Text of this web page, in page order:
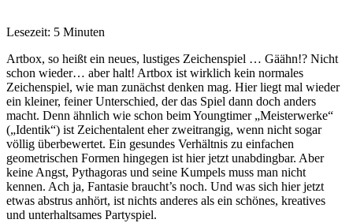
Lesezeit: 5 Minuten
Artbox, so heißt ein neues, lustiges Zeichenspiel … Gäähn!? Nicht
schon wieder… aber halt! Artbox ist wirklich kein normales
Zeichenspiel, wie man zunächst denken mag. Hier liegt mal wieder
ein kleiner, feiner Unterschied, der das Spiel dann doch anders
macht. Denn ähnlich wie schon beim Youngtimer „Meisterwerke“
(„Identik“) ist Zeichentalent eher zweitrangig, wenn nicht sogar
völlig überbewertet. Ein gesundes Verhältnis zu einfachen
geometrischen Formen hingegen ist hier jetzt unabdingbar. Aber
keine Angst, Pythagoras und seine Kumpels muss man nicht
kennen. Ach ja, Fantasie braucht’s noch. Und was sich hier jetzt
etwas abstrus anhört, ist nichts anderes als ein schönes, kreatives
und unterhaltsames Partyspiel.